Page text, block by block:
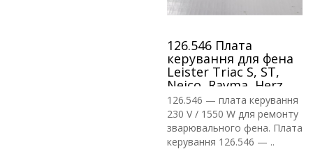
126.546 Плата
керування для фена
Leister Triac S, ST,
Neico, Rayma, Herz
126.546 — плата керування
230 V / 1550 W для ремонту
зварювального фена. Плата
керування 126.546 — ..